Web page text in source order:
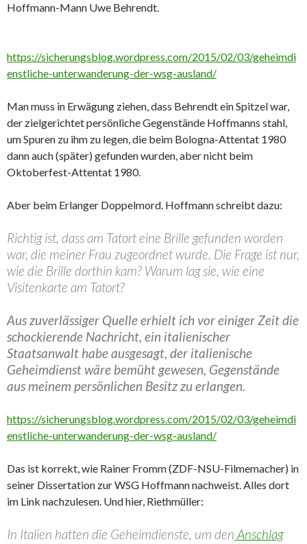
Hoffmann-Mann Uwe Behrendt.
https://sicherungsblog.wordpress.com/2015/02/03/geheimdi
enstliche-unterwanderung-der-wsg-ausland/
Man muss in Erwägung ziehen, dass Behrendt ein Spitzel war,
der zielgerichtet persönliche Gegenstände Hoffmanns stahl,
um Spuren zu ihm zu legen, die beim Bologna-Attentat 1980
dann auch (später) gefunden wurden, aber nicht beim
Oktoberfest-Attentat 1980.
Aber beim Erlanger Doppelmord. Hoffmann schreibt dazu:
Richtig ist, dass am Tatort eine Brille gefunden worden
war, die meiner Frau zugeordnet wurde. Die Frage ist nur,
wie die Brille dorthin kam? Warum lag sie, wie eine
Visitenkarte am Tatort?
Aus zuverlässiger Quelle erhielt ich vor einiger Zeit die
schockierende Nachricht, ein italienischer
Staatsanwalt habe ausgesagt, der italienische
Geheimdienst wäre bemüht gewesen, Gegenstände
aus meinem persönlichen Besitz zu erlangen.
https://sicherungsblog.wordpress.com/2015/02/03/geheimdi
enstliche-unterwanderung-der-wsg-ausland/
Das ist korrekt, wie Rainer Fromm (ZDF-NSU-Filmemacher) in
seiner Dissertation zur WSG Hoffmann nachweist. Alles dort
im Link nachzulesen. Und hier, Riethmüller:
In Italien hatten die Geheimdienste, um den Anschlag